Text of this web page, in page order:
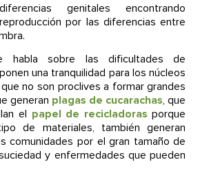
genitales encontrando
por las diferencias entre
habla sobre las dificultades de
una tranquilidad para los núcleos
no son proclives a formar grandes
generan plagas de cucarachas, que
el papel de recicladoras porque
de materiales, también generan
comunidades por el gran tamaño de
y enfermedades que pueden